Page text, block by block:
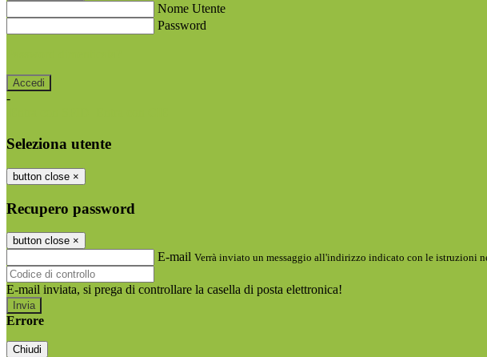
Nome Utente
Password
-
Seleziona utente
button close ×
Recupero password
button close ×
E-mail Verrà inviato un messaggio all'indirizzo indicato con le istruzioni
E-mail inviata, si prega di controllare la casella di posta elettronica!
Errore
Chiudi